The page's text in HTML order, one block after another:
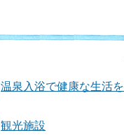
温泉入浴で健康な生活を
観光施設